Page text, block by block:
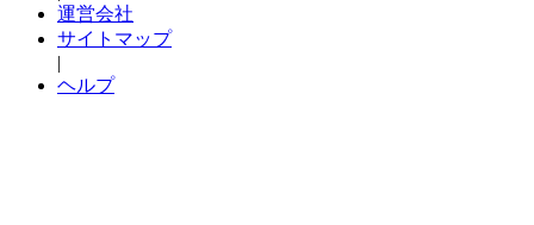
運営会社
サイトマップ
|
ヘルプ